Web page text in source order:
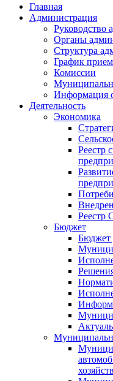
Главная
Администрация
Руководство
Органы
Структура
График
Комиссии
Информация
Деятельность
Экономика
Реестр
Бюджет
Бюджет